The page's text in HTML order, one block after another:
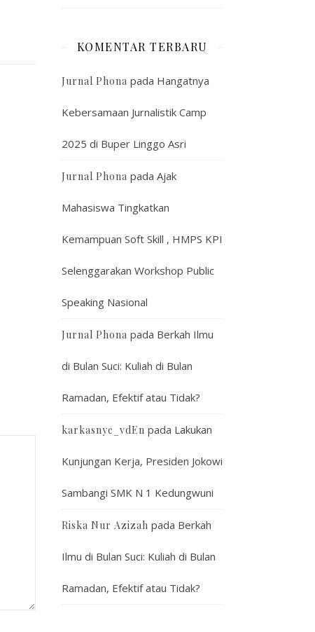
KOMENTAR TERBARU
Jurnal Phona pada Hangatnya
Kebersamaan Jurnalistik Camp
2025 di Buper Linggo Asri
Jurnal Phona pada Ajak
Mahasiswa Tingkatkan
Kemampuan Soft Skill , HMPS KPI
Selenggarakan Workshop Public
Speaking Nasional
Jurnal Phona pada Berkah Ilmu
di Bulan Suci: Kuliah di Bulan
Ramadan, Efektif atau Tidak?
karkasnye_vdEn pada Lakukan
Kunjungan Kerja, Presiden Jokowi
Sambangi SMK N 1 Kedungwuni
Riska Nur Azizah pada Berkah
Ilmu di Bulan Suci: Kuliah di Bulan
Ramadan, Efektif atau Tidak?